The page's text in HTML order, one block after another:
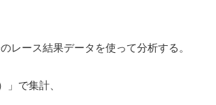
レース結果データを使って分析する。
で集計、